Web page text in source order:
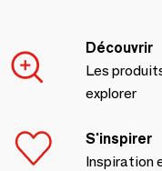
Découvrir
Les
explorer
S'inspirer
Inspiration